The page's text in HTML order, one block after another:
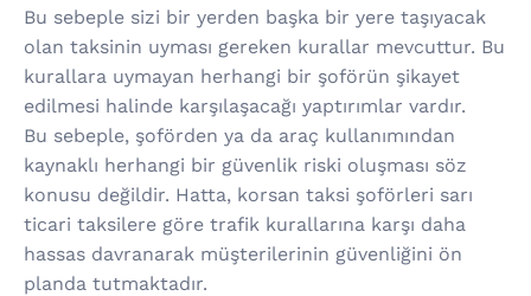
Bu sebeple sizi bir yerden başka bir yere taşıyacak
olan taksinin uyması gereken kurallar mevcuttur. Bu
kurallara uymayan herhangi bir şoförün şikayet
edilmesi halinde karşılaşacağı yaptırımlar vardır.
Bu sebeple, şoförden ya da araç kullanımından
kaynaklı herhangi bir güvenlik riski oluşması söz
konusu değildir. Hatta, korsan taksi şoförleri sarı
ticari taksilere göre trafik kurallarına karşı daha
hassas davranarak müşterilerinin güvenliğini ön
planda tutmaktadır.